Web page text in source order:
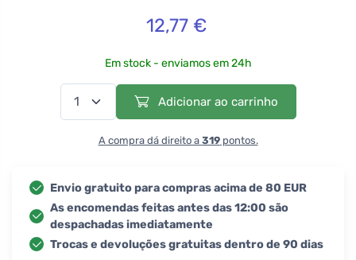
12,77 €
Em stock - enviamos em 24h
Adicionar ao carrinho
A compra dá direito a 319pontos.
Envio gratuito para compras acima de 80 EUR
As encomendas feitas antes das 12:00 são
despachadas imediatamente
Trocas e devoluções gratuitas dentro de 90 dias